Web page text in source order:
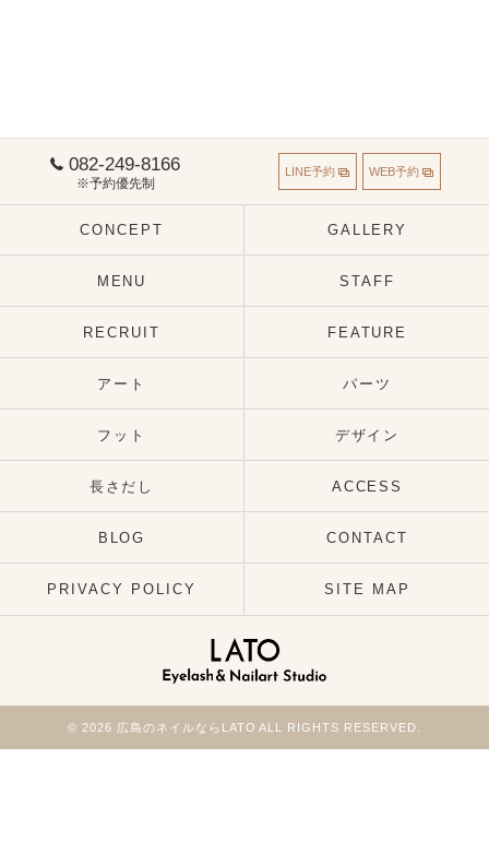
082-249-8166
※予約優先制
LINE予約 WEB予約
CONCEPT GALLERY
MENU STAFF
RECRUIT FEATURE
アート パーツ
フット デザイン
長さだし ACCESS
BLOG CONTACT
PRIVACY POLICY SITE MAP
© 2026 広島のネイルならLATO ALL RIGHTS RESERVED.